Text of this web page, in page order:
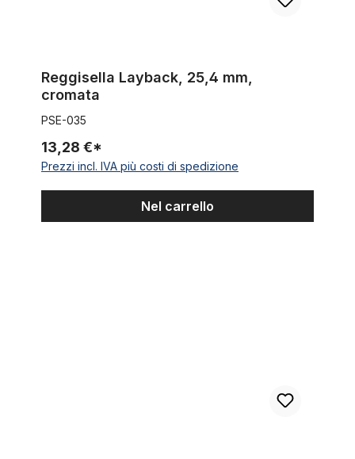
Reggisella Layback, 25,4 mm,
cromata
PSE-035
13,28 €*
Prezzi incl. IVA più costi di spedizione
Nel carrello